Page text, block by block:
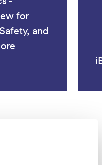
for
and